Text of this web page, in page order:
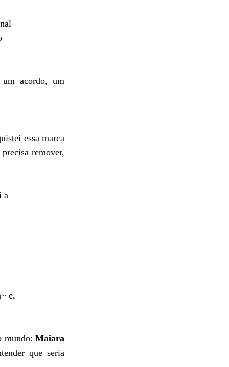
um acordo, um
essa marca
remover,
a
e,
mundo: Maiara
que seria